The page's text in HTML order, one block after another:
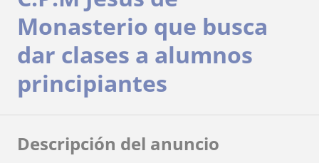
Monasterio que busca
dar clases a alumnos
principiantes
Descripción del anuncio